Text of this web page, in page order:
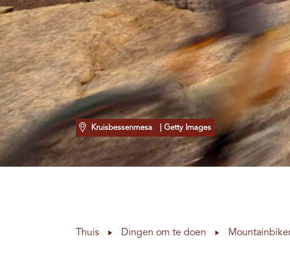
Kruisbessenmesa | Getty Images
Thuis Dingen om te doen